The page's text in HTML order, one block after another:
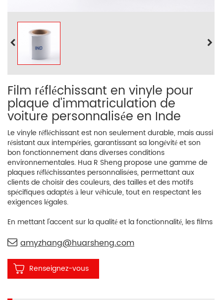
Film réfléchissant en vinyle pour
plaque d'immatriculation de
voiture personnalisée en Inde
Le vinyle réfléchissant est non seulement durable, mais aussi
résistant aux intempéries, garantissant sa longévité et son
bon fonctionnement dans diverses conditions
environnementales. Hua R Sheng propose une gamme de
plaques réfléchissantes personnalisées, permettant aux
clients de choisir des couleurs, des tailles et des motifs
spécifiques adaptés à leur véhicule, tout en respectant les
exigences légales.
En mettant l'accent sur la qualité et la fonctionnalité, les films
Sheng sont un excellent choix pour améliorer la sécurité et
indiennes, offrant une tranquillité d'esprit aux conducteurs et
aux propriétaires de véhicules.
amyzhang@huarsheng.com
Renseignez-vous